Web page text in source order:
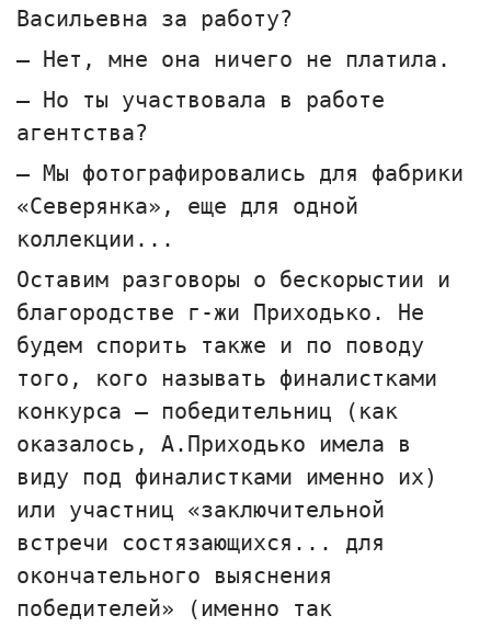
Васильевна за работу?
— Нет, мне она ничего не платила.
— Но ты участвовала в работе
агентства?
— Мы фотографировались для фабрики
«Северянка», еще для одной
коллекции...
Оставим разговоры о бескорыстии и
благородстве г-жи Приходько. Не
будем спорить также и по поводу
того, кого называть финалистками
конкурса — победительниц (как
оказалось, А.Приходько имела в
виду под финалистками именно их)
или участниц «заключительной
встречи состязающихся... для
окончательного выяснения
победителей» (именно так